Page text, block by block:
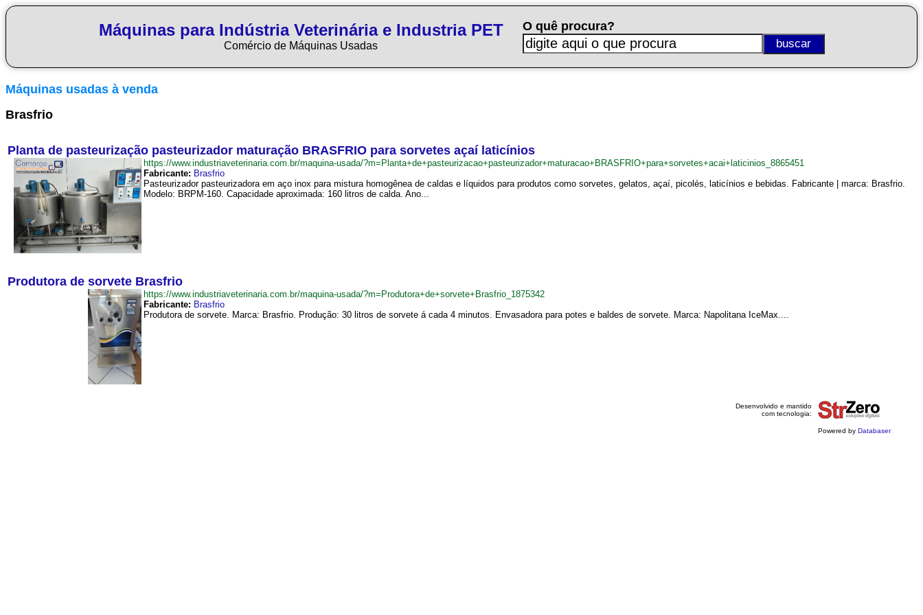
Máquinas para Indústria Veterinária e Industria PET
Comércio de Máquinas Usadas
O quê procura?
Máquinas usadas à venda
Brasfrio
Planta de pasteurização pasteurizador maturação BRASFRIO para sorvetes açaí laticínios
https://www.industriaveterinaria.com.br/maquina-usada/?m=Planta+de+pasteurizacao+pasteurizador+maturacao+BRASFRIO+para+sorvetes+acai+laticinios_8865451
Fabricante: Brasfrio
Pasteurizador pasteurizadora em aço inox para mistura homogênea de caldas e líquidos para produtos como sorvetes, gelatos, açaí, picolés, laticínios e bebidas. Fabricante | marca: Brasfrio.
Modelo: BRPM-160. Capacidade aproximada: 160 litros de calda. Ano...
Produtora de sorvete Brasfrio
https://www.industriaveterinaria.com.br/maquina-usada/?m=Produtora+de+sorvete+Brasfrio_1875342
Fabricante: Brasfrio
Produtora de sorvete. Marca: Brasfrio. Produção: 30 litros de sorvete á cada 4 minutos. Envasadora para potes e baldes de sorvete. Marca: Napolitana IceMax....
Desenvolvido e mantido
com tecnologia:
Powered by Databaser